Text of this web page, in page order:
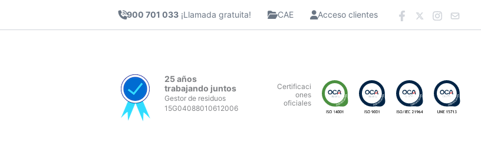
900 701 033 ¡Llamada gratuita! CAE Acceso clientes
25 años
trabajando juntos
Gestor de residuos
15G04088010612006
Certificaci
ones
oficiales